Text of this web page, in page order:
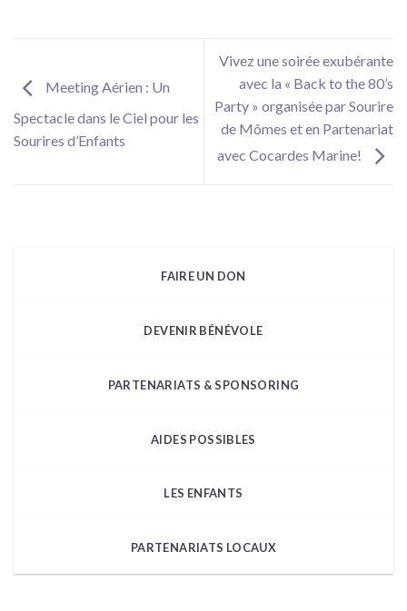
Meeting Aérien : Un
Spectacle dans le Ciel pour les
Sourires d’Enfants
Vivez une soirée exubérante
avec la « Back to the 80’s
Party » organisée par Sourire
de Mômes et en Partenariat
avec Cocardes Marine!
FAIRE UN DON
DEVENIR BÉNÉVOLE
PARTENARIATS & SPONSORING
AIDES POSSIBLES
LES ENFANTS
PARTENARIATS LOCAUX